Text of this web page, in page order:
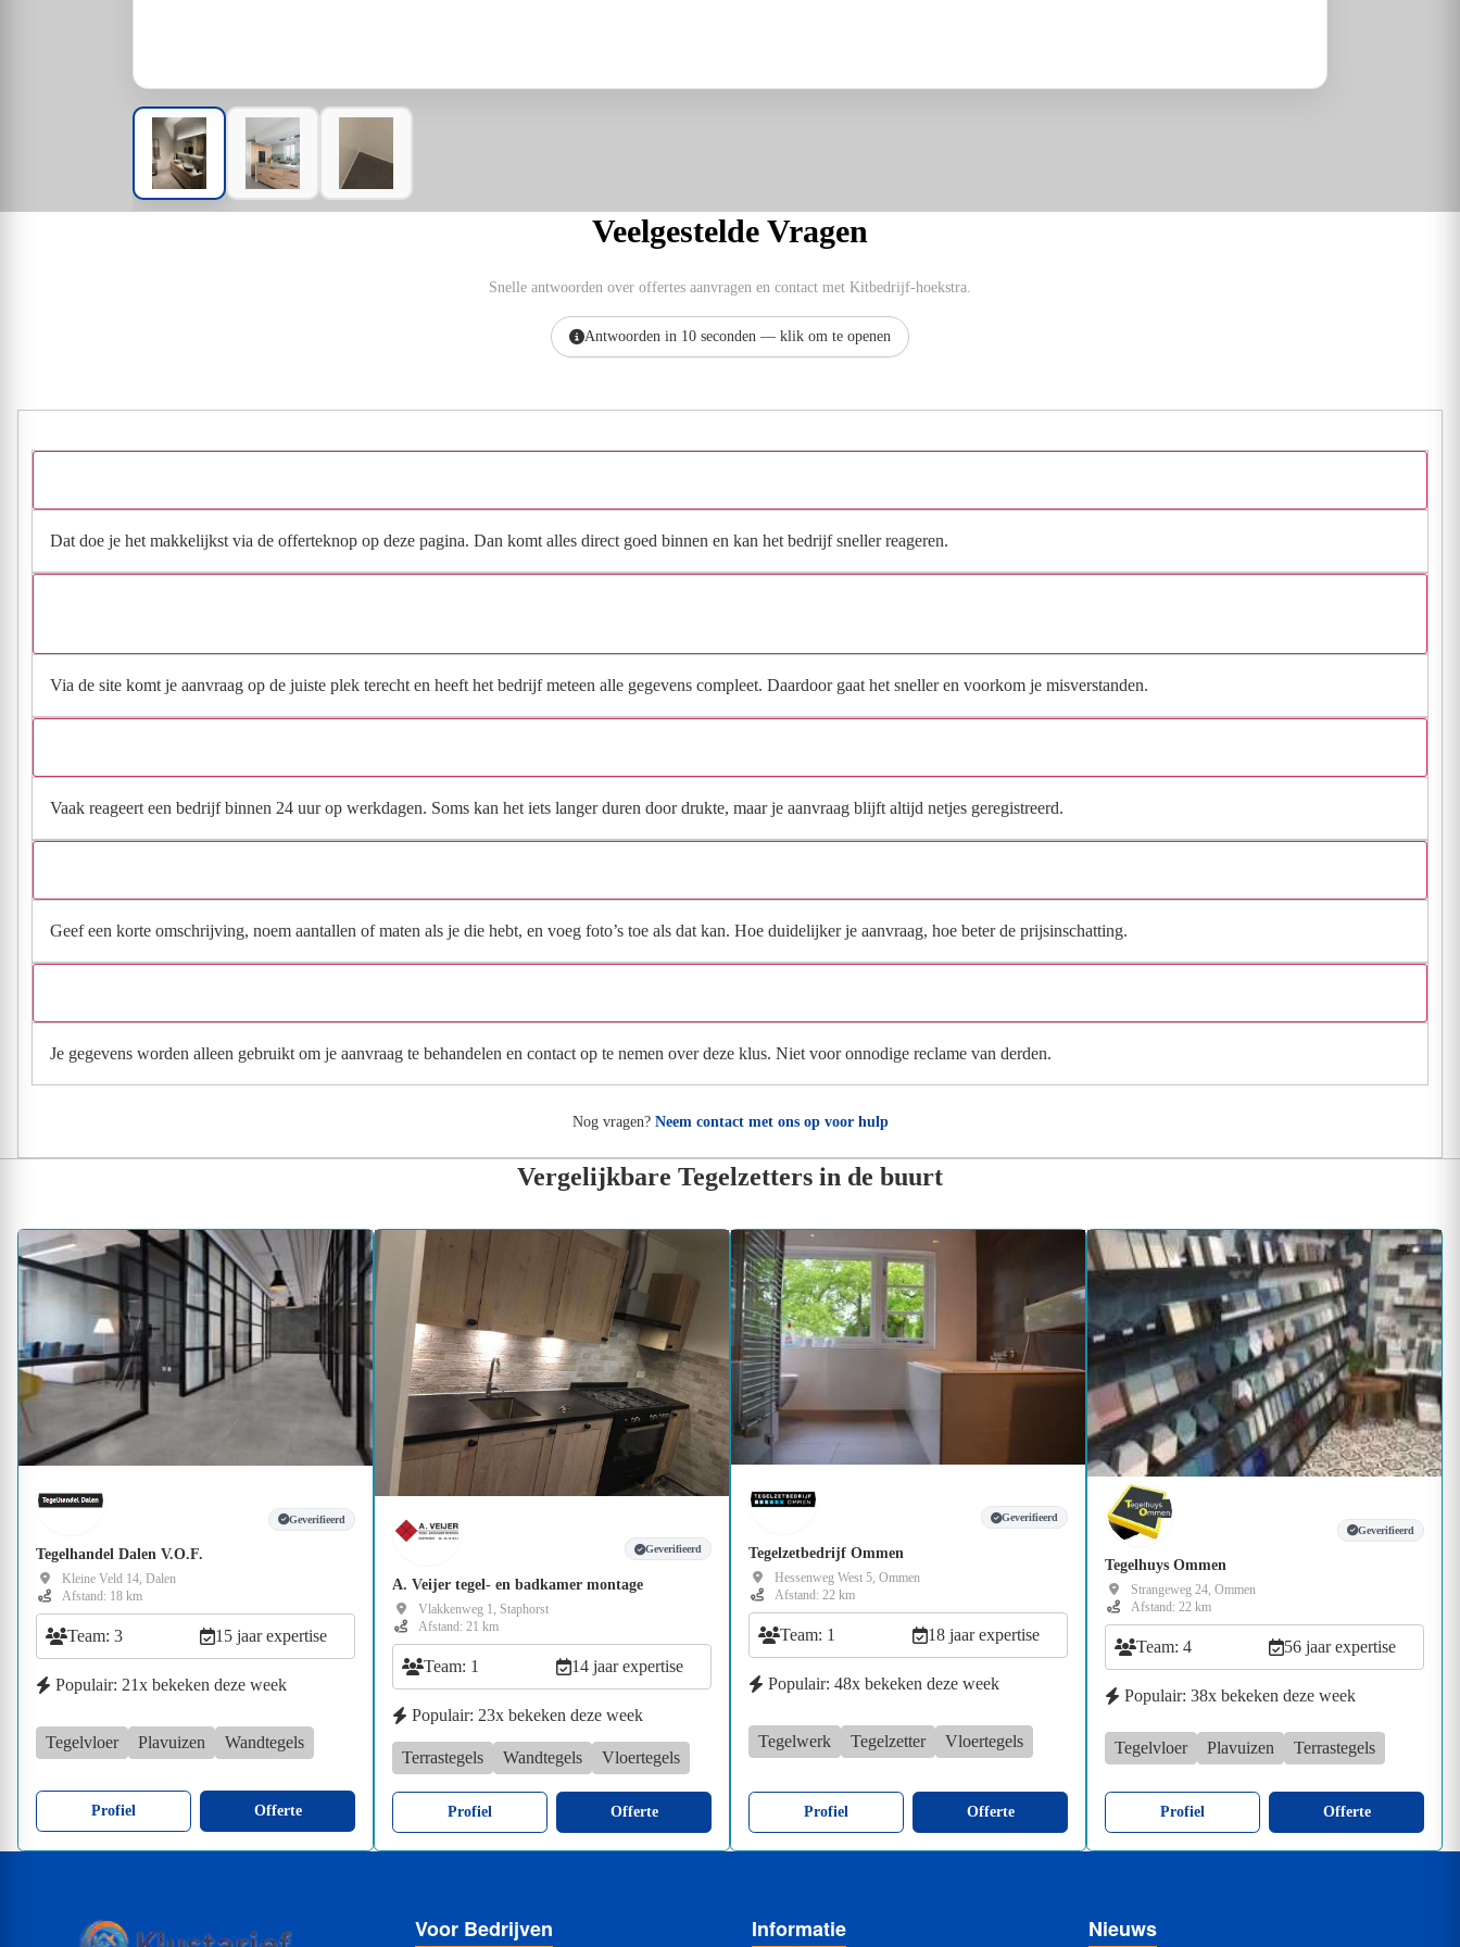
Veelgestelde Vragen
Snelle antwoorden over offertes aanvragen en contact met Kitbedrijf-hoekstra.
Antwoorden in 10 seconden — klik om te openen
Dat doe je het makkelijkst via de offerteknop op deze pagina. Dan komt alles direct goed binnen en kan het bedrijf sneller reageren.
Via de site komt je aanvraag op de juiste plek terecht en heeft het bedrijf meteen alle gegevens compleet. Daardoor gaat het sneller en voorkom je misverstanden.
Vaak reageert een bedrijf binnen 24 uur op werkdagen. Soms kan het iets langer duren door drukte, maar je aanvraag blijft altijd netjes geregistreerd.
Geef een korte omschrijving, noem aantallen of maten als je die hebt, en voeg foto’s toe als dat kan. Hoe duidelijker je aanvraag, hoe beter de prijsinschatting.
Je gegevens worden alleen gebruikt om je aanvraag te behandelen en contact op te nemen over deze klus. Niet voor onnodige reclame van derden.
Nog vragen? Neem contact met ons op voor hulp
Vergelijkbare Tegelzetters in de buurt
Geverifieerd
Tegelhandel Dalen V.O.F.
Kleine Veld 14, Dalen
Afstand: 18 km
Team: 3 15 jaar expertise
Populair: 21x bekeken deze week
Tegelvloer Plavuizen Wandtegels
Profiel Offerte
Geverifieerd
A. Veijer tegel- en badkamer montage
Vlakkenweg 1, Staphorst
Afstand: 21 km
Team: 1 14 jaar expertise
Populair: 23x bekeken deze week
Terrastegels Wandtegels Vloertegels
Profiel Offerte
Geverifieerd
Tegelzetbedrijf Ommen
Hessenweg West 5, Ommen
Afstand: 22 km
Team: 1 18 jaar expertise
Populair: 48x bekeken deze week
Tegelwerk Tegelzetter Vloertegels
Profiel Offerte
Geverifieerd
Tegelhuys Ommen
Strangeweg 24, Ommen
Afstand: 22 km
Team: 4 56 jaar expertise
Populair: 38x bekeken deze week
Tegelvloer Plavuizen Terrastegels
Profiel Offerte
Voor Bedrijven Informatie Nieuws